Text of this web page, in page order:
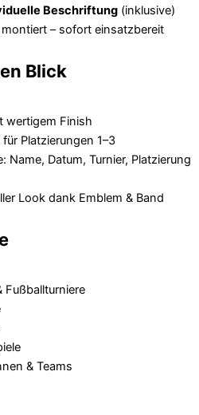
Beschriftung (inklusive)
– sofort einsatzbereit
Blick
wertigem Finish
Platzierungen 1–3
Name, Datum, Turnier, Platzierung
Look dank Emblem & Band
Fußballturniere
& Teams